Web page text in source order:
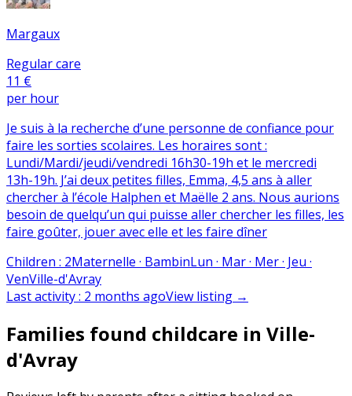
Margaux
Regular care
11 €
per hour
Je suis à la recherche d’une personne de confiance pour
faire les sorties scolaires. Les horaires sont :
Lundi/Mardi/jeudi/vendredi 16h30-19h et le mercredi
13h-19h. J’ai deux petites filles, Emma, 4,5 ans à aller
chercher à l’école Halphen et Maëlle 2 ans. Nous aurions
besoin de quelqu’un qui puisse aller chercher les filles, les
faire goûter, jouer avec elle et les faire dîner
Children : 2Maternelle · BambinLun · Mar · Mer · Jeu ·
VenVille-d'Avray
Last activity: 2 months agoView listing →
Families found childcare in Ville-
d'Avray